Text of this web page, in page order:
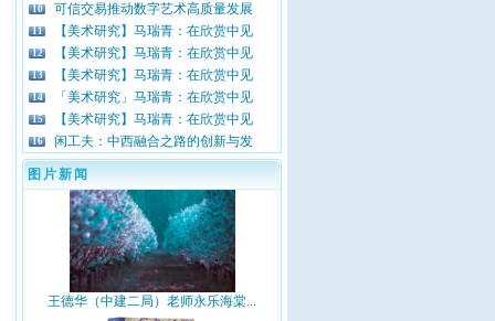
10 可信交易推动数字艺术高质量发展
11 【美术研究】马瑞青：在欣赏中见
12 【美术研究】马瑞青：在欣赏中见
13 【美术研究】马瑞青：在欣赏中见
14 「美术研究」马瑞青：在欣赏中见
15 【美术研究】马瑞青：在欣赏中见
16 闲工夫：中西融合之路的创新与发
图片新闻
王德华（中建二局）老师永乐海棠...